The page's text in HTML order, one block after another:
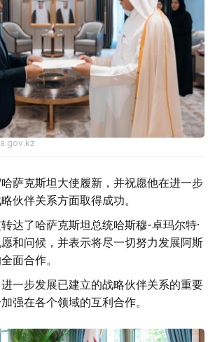
萨克斯坦大使履新，并祝愿他在进一步
伙伴关系方面取得成功。
达了哈萨克斯坦总统哈斯穆-卓玛尔特·
和问候，并表示将尽一切努力发展阿斯
面合作。
一步发展已建立的战略伙伴关系的重要
强在各个领域的互利合作。